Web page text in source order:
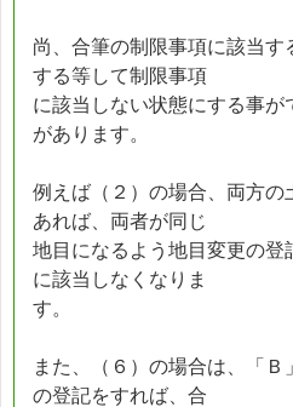
尚、合筆の制限事項に該当す
する等して制限事項
に該当しない状態にする事が
があります。
例えば（２）の場合、両方の
あれば、両者が同じ
地目になるよう地目変更の登
に該当しなくなりま
す。
また、（６）の場合は、「
の登記をすれば、合